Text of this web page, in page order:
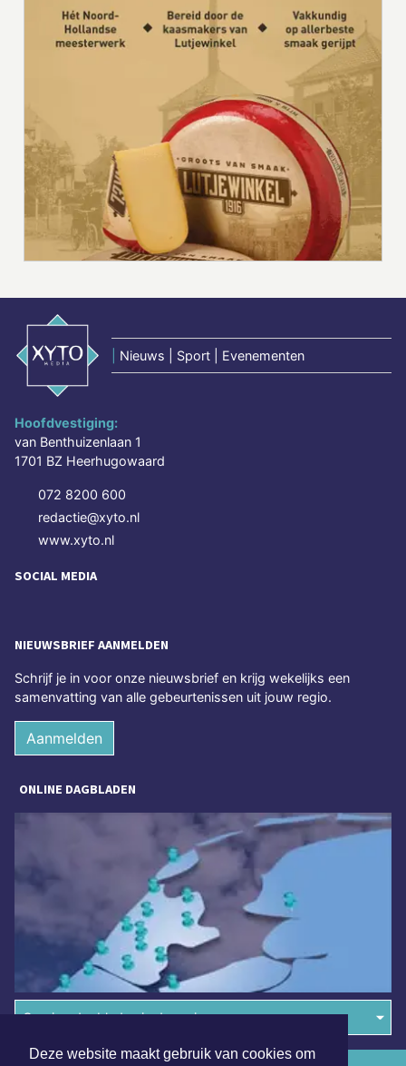
Deze website maakt gebruik van cookies om
Nieuws | Sport | Evenementen
Hoofdvestiging:
van Benthuizenlaan 1
1701 BZ Heerhugowaard
072 8200 600
redactie@xyto.nl
www.xyto.nl
SOCIAL MEDIA
NIEUWSBRIEF AANMELDEN
Schrijf je in voor onze nieuwsbrief en krijg wekelijks een
samenvatting van alle gebeurtenissen uit jouw regio.
Aanmelden
ONLINE DAGBLADEN
Overige dagbladen in de regio